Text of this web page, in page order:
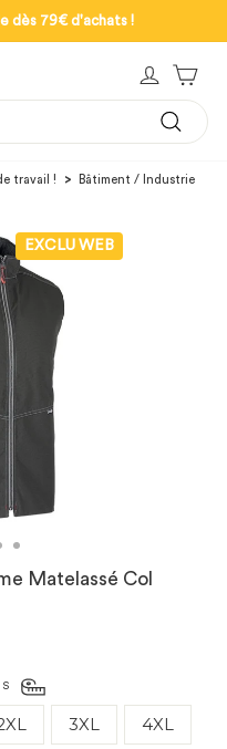
dès 79€ d'achats !
SE
travail ! >
Bâtiment / Industrie
EXCLU WEB
Matelassé Col
3XL 4XL